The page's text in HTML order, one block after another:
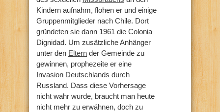
Kindern aufnahm, flohen er und einige
Gruppenmitglieder nach Chile. Dort
gründeten sie dann 1961 die Colonia
Dignidad. Um zusätzliche Anhänger
unter den Eltern der Gemeinde zu
gewinnen, prophezeite er eine
Invasion Deutschlands durch
Russland. Dass diese Vorhersage
nicht wahr wurde, braucht man heute
nicht mehr zu erwähnen, doch zu